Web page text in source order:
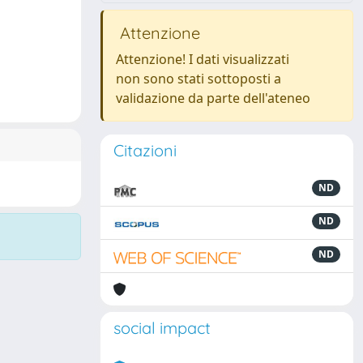
Attenzione
Attenzione! I dati visualizzati
non sono stati sottoposti a
validazione da parte dell'ateneo
Citazioni
ND
ND
ND
social impact